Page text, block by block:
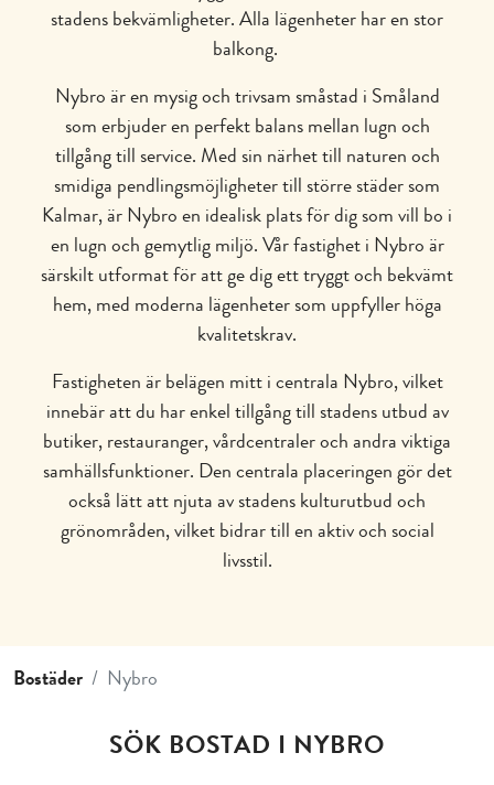
stadens bekvämligheter. Alla lägenheter har en stor
balkong.
Nybro är en mysig och trivsam småstad i Småland
som erbjuder en perfekt balans mellan lugn och
tillgång till service. Med sin närhet till naturen och
smidiga pendlingsmöjligheter till större städer som
Kalmar, är Nybro en idealisk plats för dig som vill bo i
en lugn och gemytlig miljö. Vår fastighet i Nybro är
särskilt utformat för att ge dig ett tryggt och bekvämt
hem, med moderna lägenheter som uppfyller höga
kvalitetskrav.
Fastigheten är belägen mitt i centrala Nybro, vilket
innebär att du har enkel tillgång till stadens utbud av
butiker, restauranger, vårdcentraler och andra viktiga
samhällsfunktioner. Den centrala placeringen gör det
också lätt att njuta av stadens kulturutbud och
grönområden, vilket bidrar till en aktiv och social
livsstil.
Bostäder Nybro
SÖK BOSTAD I NYBRO